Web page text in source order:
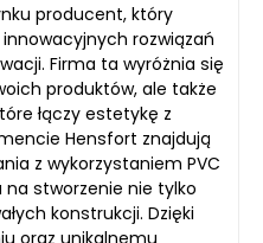
producent, który
rozwiązań
Firma ta wyróżnia się
produktów, ale także
łączy estetykę z
Hensfort znajdują
z wykorzystaniem PVC
stworzenie nie tylko
konstrukcji. Dzięki
oraz unikalnemu